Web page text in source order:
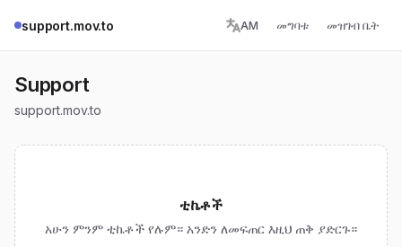
support.mov.to AM መግባቱ መዝገብ ቤት
Support
support.mov.to
ቲኬቶች
አሁን ምንም ቲኬቶች የሉም። አንድን ለመፍጠር እዚህ ጠቅ ያድርጉ።